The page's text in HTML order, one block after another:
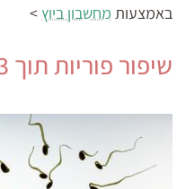
באמצעות מחשבון ביוץ >
שיפור פוריות תוך 3 חודשים